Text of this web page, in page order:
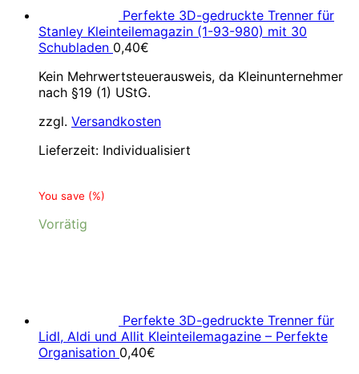
Perfekte 3D-gedruckte Trenner für
Stanley Kleinteilemagazin (1-93-980) mit 30
Schubladen 0,40€
Kein Mehrwertsteuerausweis, da Kleinunternehmer
nach §19 (1) UStG.
zzgl. Versandkosten
Lieferzeit: Individualisiert
You save (%)
Vorrätig
Perfekte 3D-gedruckte Trenner für
Lidl, Aldi und Allit Kleinteilemagazine – Perfekte
Organisation 0,40€